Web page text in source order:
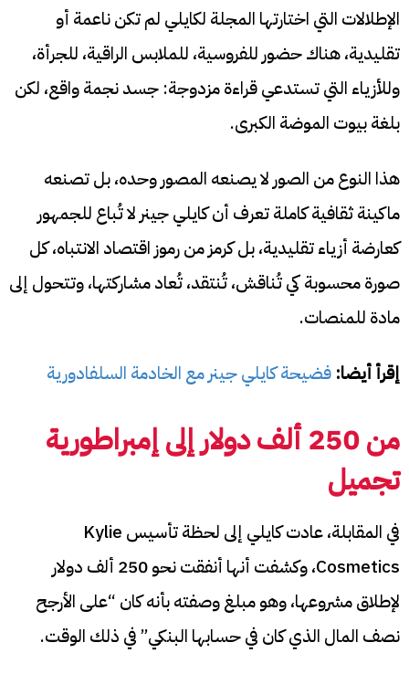
الإطلالات التي اختارتها المجلة لكايلي لم تكن ناعمة أو
تقليدية، هناك حضور للفروسية، للملابس الراقية، للجرأة،
وللأزياء التي تستدعي قراءة مزدوجة: جسد نجمة واقع، لكن
بلغة بيوت الموضة الكبرى.
هذا النوع من الصور لا يصنعه المصور وحده، بل تصنعه
ماكينة ثقافية كاملة تعرف أن كايلي جينر لا تُباع للجمهور
كعارضة أزياء تقليدية، بل كرمز من رموز اقتصاد الانتباه، كل
صورة محسوبة كي تُناقش، تُنتقد، تُعاد مشاركتها، وتتحول إلى
مادة للمنصات.
إقرأ أيضا: فضيحة كايلي جينر مع الخادمة السلفادورية
من 250 ألف دولار إلى إمبراطورية
تجميل
في المقابلة، عادت كايلي إلى لحظة تأسيس Kylie
Cosmetics، وكشفت أنها أنفقت نحو 250 ألف دولار
لإطلاق مشروعها، وهو مبلغ وصفته بأنه كان “على الأرجح
نصف المال الذي كان في حسابها البنكي” في ذلك الوقت.